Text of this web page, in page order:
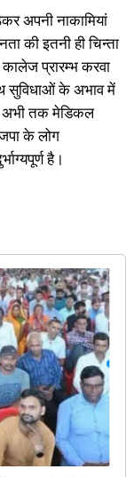
अपनी नाकामियां
की इतनी ही चिन्ता
कालेज प्रारम्भ करवा
सुविधाओं के अभाव में
अभी तक मेडिकल
के लोग
है।